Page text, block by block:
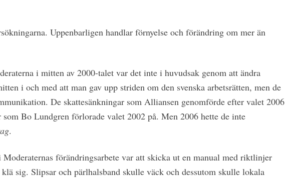
Uppenbarligen handlar förnyelse och förändring om mer än
i mitten av 2000-talet var det inte i huvudsak genom att ändra
i och med att man gav upp striden om den svenska arbetsrätten, men de
De skattesänkningar som Alliansen genomförde efter valet 2006
Bo Lundgren förlorade valet 2002 på. Men 2006 hette de inte
.
förändringsarbete var att skicka ut en manual med riktlinjer
sig. Slipsar och pärlhalsband skulle väck och dessutom skulle lokala